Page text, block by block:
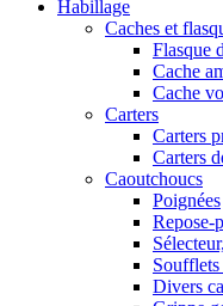
Habillage
Caches et
Flasque
Cache
Cache
Carters
Carters
Carters
Caoutchoucs
Poignées
Repose-
Divers